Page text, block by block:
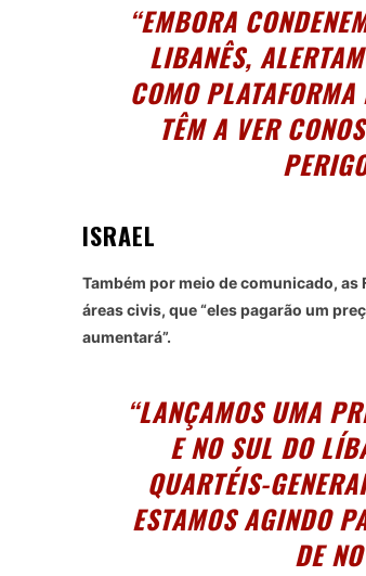
“EMBORA
LIBANÊS,
COMO
TÊM A VER
ISRAEL
Também por meio de comunicado, as
áreas civis, que “eles pagarão um
aumentará”.
“LANÇAMOS UMA
E NO SUL DO
QUARTÉIS-
ESTAMOS AGINDO
DE